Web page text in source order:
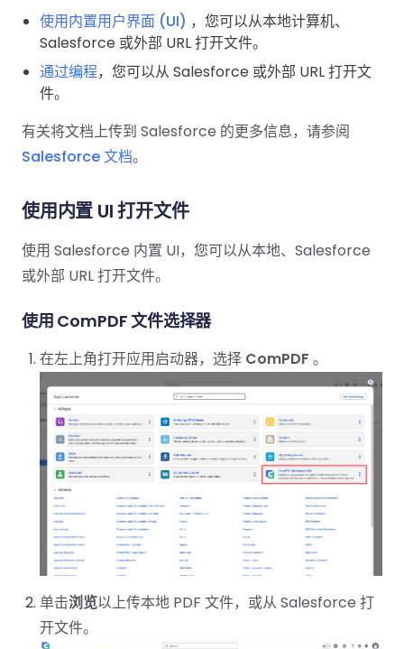
SDK
.NET
SDK
SDK
Python
SDK
移动端
Android
SDK
SDK
Native
SDK
MCP
Server
免费试用: 立即获取您的 30 天免费试用许可证。
文档
编辑
内容
编辑
签名
标记密文
图层
PDF/X,
文档
对比
完整功能清单
智能文档抽
取
航
空
府
疗
中小企业支
持:
为初创公司和团队提供可负担且合理的价
格。
Web
服务器端
Java
指南
南
C 指南
C++ 指
南
PHP 指
Python
指南
Node.js
指南
桌面端
Windows
Mac 指南
Android
指南
Flutter 指
南
iOS 指南
React
Native 指
南
南
Open
私有化部
API
登录
使用内置用户界面 (UI) ，您可以从本地计算机、
Salesforce 或外部 URL 打开文件。
通过编程，您可以从 Salesforce 或外部 URL 打开文
件。
有关将文档上传到 Salesforce 的更多信息，请参阅
Salesforce 文档。
使用内置 UI 打开文件
使用 Salesforce 内置 UI，您可以从本地、Salesforce
或外部 URL 打开文件。
使用 ComPDF 文件选择器
在左上角打开应用启动器，选择 ComPDF 。
单击浏览以上传本地 PDF 文件，或从 Salesforce 打
开文件。